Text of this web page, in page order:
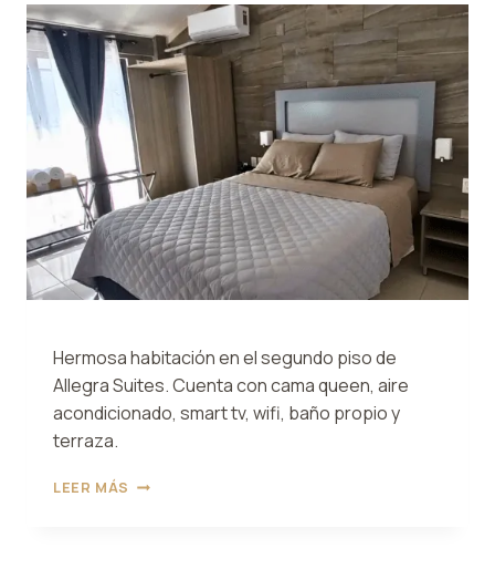
Hermosa habitación en el segundo piso de
Allegra Suites. Cuenta con cama queen, aire
acondicionado, smart tv, wifi, baño propio y
terraza.
LEER MÁS HABITACIÓN